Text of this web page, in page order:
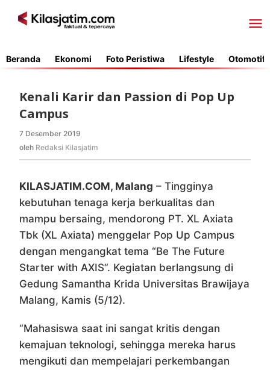
Beranda Ekonomi Foto Peristiwa Lifestyle Otomotif
Kenali Karir dan Passion di Pop Up
Campus
7 Desember 2019
Redaksi
oleh Redaksi Kilasjatim
KILASJATIM.COM, Malang – Tingginya
kebutuhan tenaga kerja berkualitas dan
mampu bersaing, mendorong PT. XL Axiata
Tbk (XL Axiata) menggelar Pop Up Campus
dengan mengangkat tema “Be The Future
Starter with AXIS”. Kegiatan berlangsung di
Gedung Samantha Krida Universitas Brawijaya
Malang, Kamis (5/12).
“Mahasiswa saat ini sangat kritis dengan
kemajuan teknologi, sehingga mereka harus
mengikuti dan mempelajari perkembangan